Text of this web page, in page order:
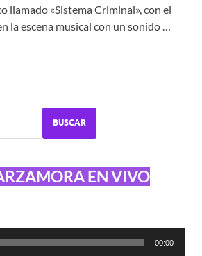
llamado «Sistema Criminal», con el
la escena musical con un sonido …
BUSCAR
EN VIVO
00:00